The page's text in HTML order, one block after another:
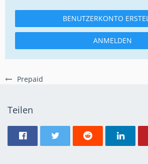
Prepaid
BENUTZERKONTO
ANMELDEN
Teilen